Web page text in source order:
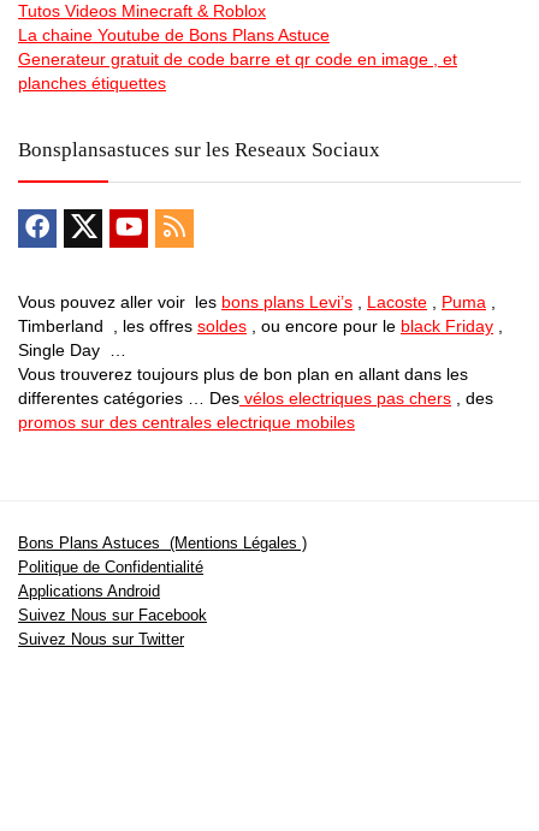
Tutos Videos Minecraft & Roblox
La chaine Youtube de Bons Plans Astuce
Generateur gratuit de code barre et qr code en image , et
planches étiquettes
Bonsplansastuces sur les Reseaux Sociaux
Vous pouvez aller voir les bons plans Levi’s Lacoste Puma
Timberland , les offres soldes , ou encore pour le black Friday
Single Day …
Vous trouverez toujours plus de bon plan en allant dans les
differentes catégories … Des vélos electriques pas chers , des
promos sur des centrales electrique mobiles
Bons Plans Astuces (Mentions Légales )
Politique de Confidentialité
Applications Android
Suivez Nous sur Facebook
Suivez Nous sur Twitter